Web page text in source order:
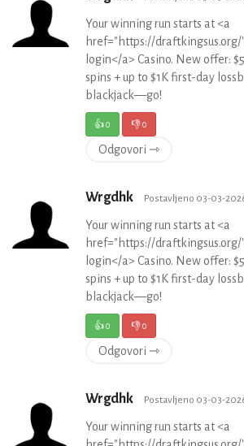
Your winning run starts at <a
href="https://
login</a> Casino. New offer:
spins + up to $1K first-day
blackjack—go!
👍0 👎0
Odgovori ⇾
Wrgdhk Postavljeno 03-03-
Your winning run starts at <a
href="https://
login</a> Casino. New offer:
spins + up to $1K first-day
blackjack—go!
👍0 👎0
Odgovori ⇾
Wrgdhk Postavljeno 03-03-
Your winning run starts at <a